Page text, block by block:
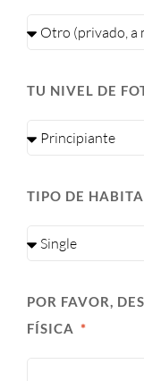
TU NIVEL DE
TIPO DE
POR FAVOR,
FÍSICA